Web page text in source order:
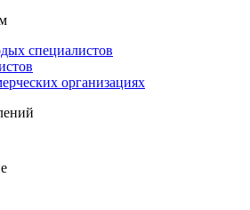
специалистов
организациях